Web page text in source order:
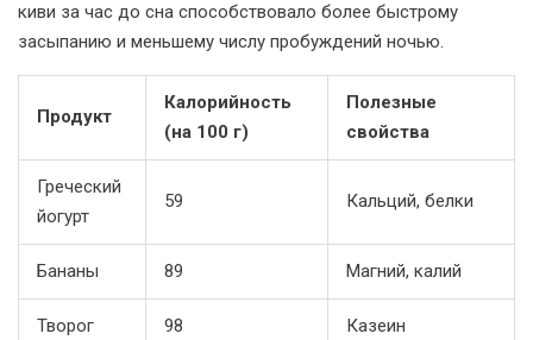
киви за час до сна способствовало более быстрому
засыпанию и меньшему числу пробуждений ночью.
Продукт
Калорийность
(на 100 г)
Полезные
свойства
Греческий
йогурт
59 Кальций, белки
Бананы 89 Магний, калий
Творог 98 Казеин